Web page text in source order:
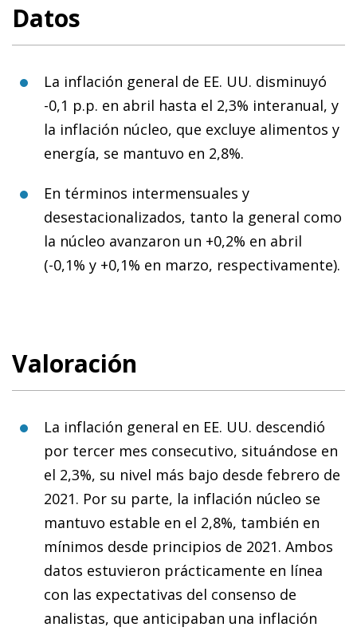
Datos
La inflación general de EE. UU. disminuyó
-0,1 p.p. en abril hasta el 2,3% interanual, y
la inflación núcleo, que excluye alimentos y
energía, se mantuvo en 2,8%.
En términos intermensuales y
desestacionalizados, tanto la general como
la núcleo avanzaron un +0,2% en abril
(-0,1% y +0,1% en marzo, respectivamente).
Valoración
La inflación general en EE. UU. descendió
por tercer mes consecutivo, situándose en
el 2,3%, su nivel más bajo desde febrero de
2021. Por su parte, la inflación núcleo se
mantuvo estable en el 2,8%, también en
mínimos desde principios de 2021. Ambos
datos estuvieron prácticamente en línea
con las expectativas del consenso de
analistas, que anticipaban una inflación